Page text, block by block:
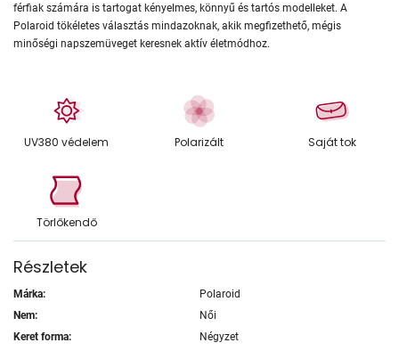
férfiak számára is tartogat kényelmes, könnyű és tartós modelleket. A
Polaroid tökéletes választás mindazoknak, akik megfizethető, mégis
minőségi napszemüveget keresnek aktív életmódhoz.
UV380 védelem Polarizált Saját tok
Törlőkendő
Részletek
Márka:
Polaroid
Nem:
Női
Keret forma:
Négyzet